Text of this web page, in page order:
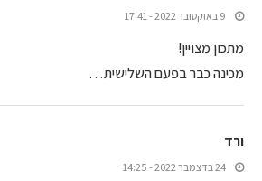
9 באוקטובר 2022 - 17:41
מתכון מצויין!
מכינה כבר בפעם השלישית…
ורד
24 בדצמבר 2022 - 14:25